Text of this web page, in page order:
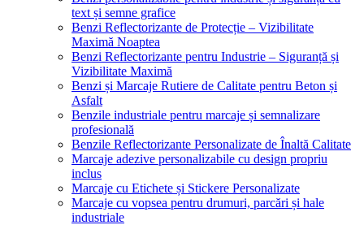
text și semne grafice
Benzi Reflectorizante de Protecție – Vizibilitate
Maximă Noaptea
Benzi Reflectorizante pentru Industrie – Siguranță și
Vizibilitate Maximă
Benzi și Marcaje Rutiere de Calitate pentru Beton și
Asfalt
Benzile industriale pentru marcaje și semnalizare
profesională
Benzile Reflectorizante Personalizate de Înaltă Calitate
Marcaje adezive personalizabile cu design propriu
inclus
Marcaje cu Etichete și Stickere Personalizate
Marcaje cu vopsea pentru drumuri, parcări și hale
industriale